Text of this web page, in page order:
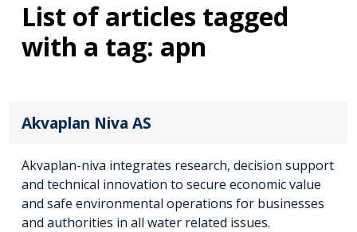
List of articles tagged
with a tag: apn
Akvaplan Niva AS
Akvaplan-niva integrates research, decision support
and technical innovation to secure economic value
and safe environmental operations for businesses
and authorities in all water related issues.